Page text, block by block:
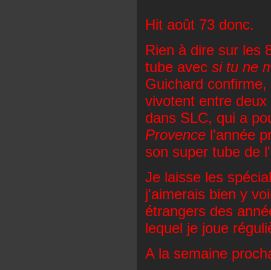
Hit août 73 donc.
Rien à dire sur les
tube avec si tu ne
Guichard
vivotent entre
dans SLC, qui a
Provence l'année
son super tube de
Je laisse les
j'aimerais bien y
étrangers des
lequel je joue
A la semaine